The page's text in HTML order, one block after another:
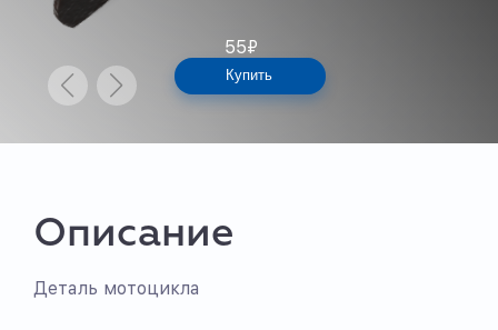
55₽
Купить
Описание
Деталь мотоцикла